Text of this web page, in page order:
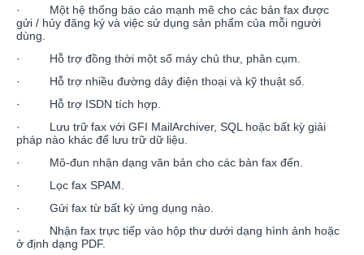
· Một hệ thống báo cáo mạnh mẽ cho các bản fax được
gửi / hủy đăng ký và việc sử dụng sản phẩm của mỗi người
dùng.
· Hỗ trợ đồng thời một số máy chủ thư, phân cụm.
· Hỗ trợ nhiều đường dây điện thoại và kỹ thuật số.
· Hỗ trợ ISDN tích hợp.
· Lưu trữ fax với GFI MailArchiver, SQL hoặc bất kỳ giải
pháp nào khác để lưu trữ dữ liệu.
· Mô-đun nhận dạng văn bản cho các bản fax đến.
· Lọc fax SPAM.
· Gửi fax từ bất kỳ ứng dụng nào.
· Nhận fax trực tiếp vào hộp thư dưới dạng hình ảnh hoặc
ở định dạng PDF.